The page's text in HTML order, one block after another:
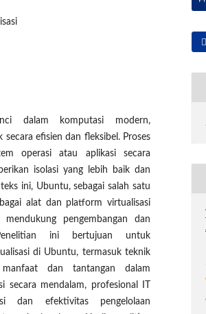
dalam komputasi modern,
efisien dan fleksibel. Proses
operasi atau aplikasi secara
isolasi yang lebih baik dan
ini, Ubuntu, sebagai salah satu
alat dan platform virtualisasi
pengembangan dan
ini bertujuan untuk
di Ubuntu, termasuk teknik
dan tantangan dalam
secara mendalam, profesional IT
dan efektivitas pengelolaan